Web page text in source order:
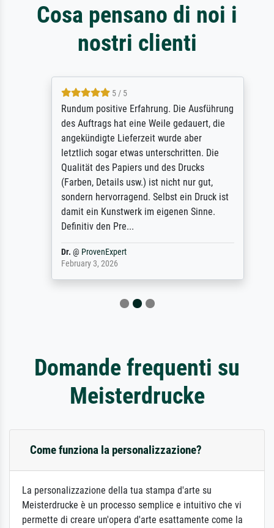
Cosa pensano di noi i
nostri clienti
5 / 5
Rundum positive Erfahrung. Die Ausführung
des Auftrags hat eine Weile gedauert, die
angekündigte Lieferzeit wurde aber
letztlich sogar etwas unterschritten. Die
Qualität des Papiers und des Drucks
(Farben, Details usw.) ist nicht nur gut,
sondern hervorragend. Selbst ein Druck ist
damit ein Kunstwerk im eigenen Sinne.
Definitiv den Pre...
@ ProvenExpert
February 3, 2026
Domande frequenti su
Meisterdrucke
Come funziona la personalizzazione?
La personalizzazione della tua stampa d'arte su
Meisterdrucke è un processo semplice e intuitivo che vi
permette di creare un'opera d'arte esattamente come la